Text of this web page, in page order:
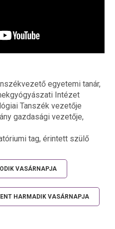
egyetemi tanár,
Intézet
Tanszék vezetője
gazdasági vezetője,
tag, érintett szülő
VASÁRNAPJA
HARMADIK VASÁRNAPJA